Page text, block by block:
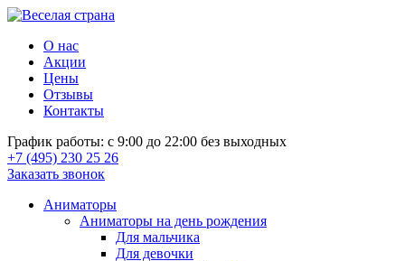
О нас
Акции
Цены
Отзывы
Контакты
График работы: с 9:00 до 22:00 без выходных
+7 (495) 230 25 26
Заказать звонок
Аниматоры
Аниматоры на день рождения
Для мальчика
Для девочки